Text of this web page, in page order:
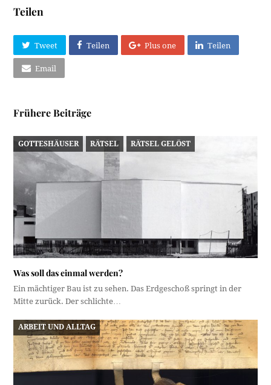
Teilen
Tweet Teilen Plus one Teilen
Email
Frühere Beiträge
GOTTESHÄUSER RÄTSEL RÄTSEL GELÖST
Was soll das einmal werden?
Ein mächtiger Bau ist zu sehen. Das Erdgeschoß springt in der
Mitte zurück. Der schlichte…
ARBEIT UND ALLTAG